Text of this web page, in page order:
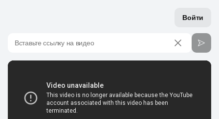
Войти
Вставьте ссылку на видео